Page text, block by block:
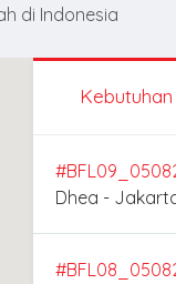
di Indonesia
Kebutuhan
Dhea -